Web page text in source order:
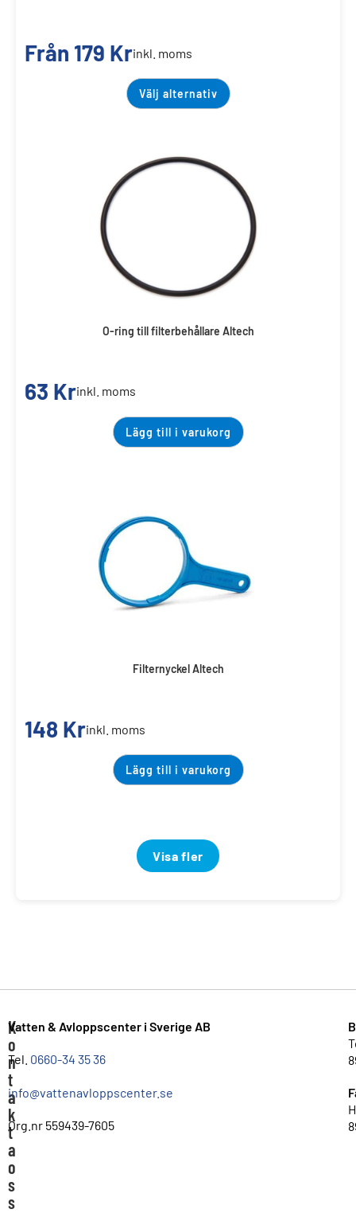
Från 179 Krinkl. moms
Välj alternativ
O-ring till filterbehållare Altech
63 Krinkl. moms
Lägg till i varukorg
Filternyckel Altech
148 Krinkl. moms
Lägg till i varukorg
Visa fler
K
o
n
t
a
k
t
a
o
s
s
Vatten & Avloppscenter i Sverige AB
Tel. 0660-34 35 36
info@vattenavloppscenter.se
Org.nr 559439-7605